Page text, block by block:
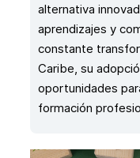
alternativa
aprendizajes y
constante
Caribe, su
oportunidades
formación